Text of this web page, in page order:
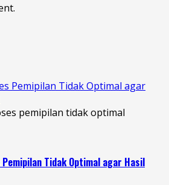
Pemipilan Tidak Optimal agar
Tidak Optimal agar Hasil